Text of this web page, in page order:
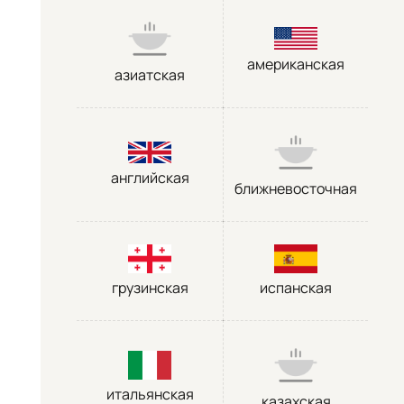
азиатская
американская
английская
ближневосточная
грузинская испанская
итальянская